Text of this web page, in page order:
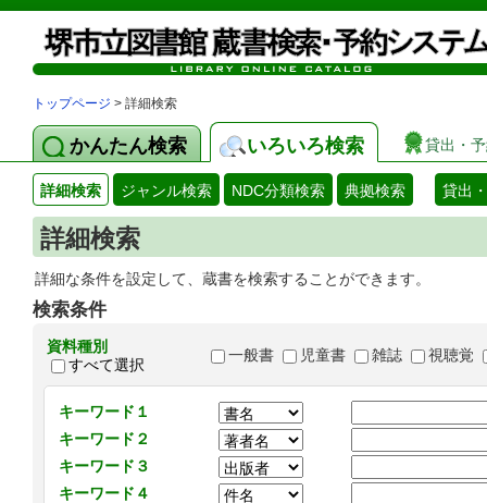
トップページ > 詳細検索
かんたん検索 いろいろ検索 貸出・
詳細検索 ジャンル検索 NDC分類検索 典拠検索 貸出
詳細検索
詳細な条件を設定して、蔵書を検索することができます。
検索条件
資料種別
すべて選択
一般書 児童書 雑誌 視聴覚
キーワード１
キーワード２
キーワード３
キーワード４